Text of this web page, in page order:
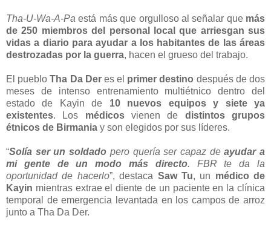
Tha-U-Wa-A-Pa está más que orgulloso al señalar que más
de 250 miembros del personal local que arriesgan sus
vidas a diario para ayudar a los habitantes de las áreas
destrozadas por la guerra, hacen el grueso del trabajo.
El puebloTha Da Deres el primer destino después de dos
meses de intenso entrenamiento multiétnico dentro del
estado de Kayin de 10 nuevos equipos y siete ya
existentes. Los médicosvienen de distintos grupos
étnicos de Birmania y son elegidos por sus líderes.
“Solía ser un soldado pero quería ser capaz deayudar a
mi gente de un modo más directo. FBR te da la
oportunidad de hacerlo”, destaca Saw Tu, un médico de
Kayin mientras extrae el diente de un paciente en la clínica
temporal de emergencia levantada en los campos de arroz
junto a Tha Da Der.